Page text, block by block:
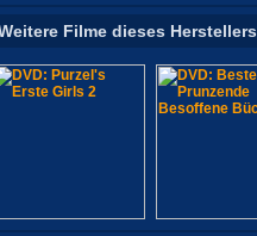
Filme dieses Herstellers